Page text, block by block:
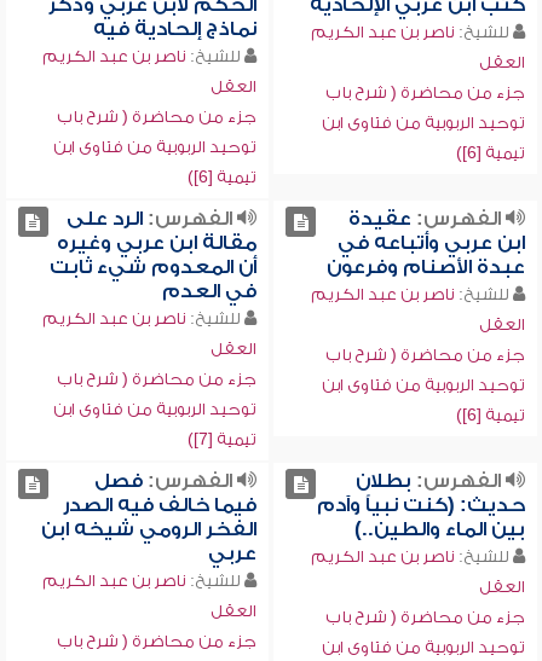
كتب ابن عربي الإلحادية
للشيخ: ناصر بن عبد الكريم
العقل
جزء من محاضرة ( شرح باب
توحيد الربوبية من فتاوى ابن
تيمية [6])
الحكم لابن عربي وذكر
نماذج إلحادية فيه
للشيخ: ناصر بن عبد الكريم
العقل
جزء من محاضرة ( شرح باب
توحيد الربوبية من فتاوى ابن
تيمية [6])
الفهرس: عقيدة
ابن عربي وأتباعه في
عبدة الأصنام وفرعون
للشيخ: ناصر بن عبد الكريم
العقل
جزء من محاضرة ( شرح باب
توحيد الربوبية من فتاوى ابن
تيمية [6])
الفهرس:الرد على
مقالة ابن عربي وغيره
أن المعدوم شيء ثابت
في العدم
للشيخ: ناصر بن عبد الكريم
العقل
جزء من محاضرة ( شرح باب
توحيد الربوبية من فتاوى ابن
تيمية [7])
الفهرس: بطلان
حديث: (كنت نبياً وآدم
بين الماء والطين..)
للشيخ: ناصر بن عبد الكريم
العقل
جزء من محاضرة ( شرح باب
توحيد الربوبية من فتاوى ابن
الفهرس:فصل
فيما خالف فيه الصدر
الفخر الرومي شيخه ابن
عربي
للشيخ: ناصر بن عبد الكريم
العقل
جزء من محاضرة ( شرح باب